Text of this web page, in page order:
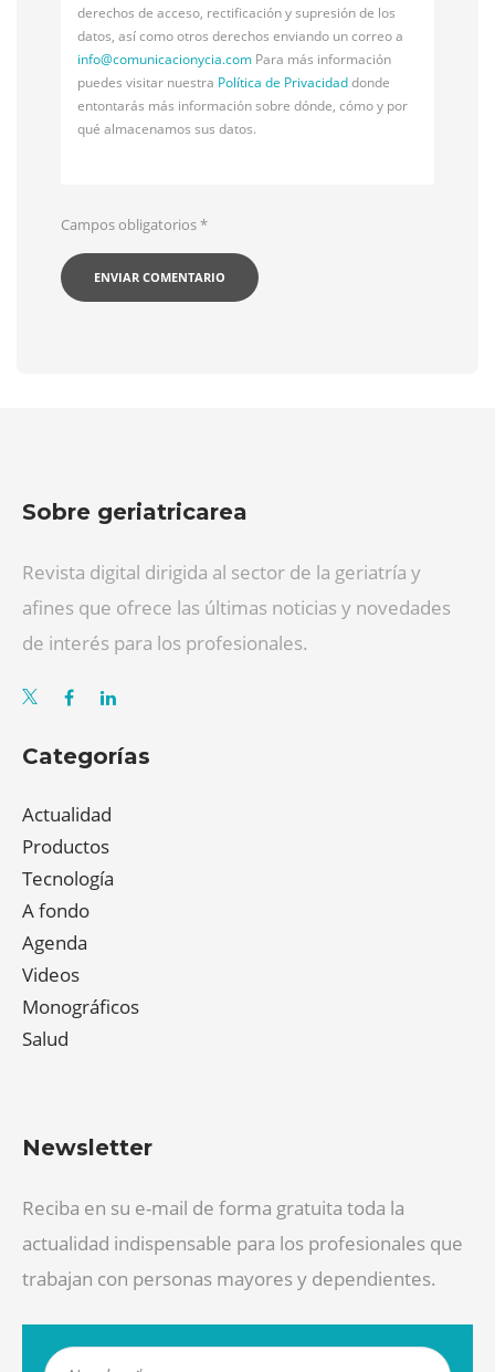
derechos de acceso, rectificación y supresión de los
datos, así como otros derechos enviando un correo a
info@comunicacionycia.com Para más información
puedes visitar nuestra Política de Privacidaddonde
entontarás más información sobre dónde, cómo y por
qué almacenamos sus datos.
Campos obligatorios*
Sobre geriatricarea
Revista digital dirigida al sector de la geriatría y
afines que ofrece las últimas noticias y novedades
de interés para los profesionales.
Categorías
Actualidad
Productos
Tecnología
A fondo
Agenda
Videos
Monográficos
Salud
Newsletter
Reciba en su e-mail de forma gratuita toda la
actualidad indispensable para los profesionales que
trabajan con personas mayores y dependientes.